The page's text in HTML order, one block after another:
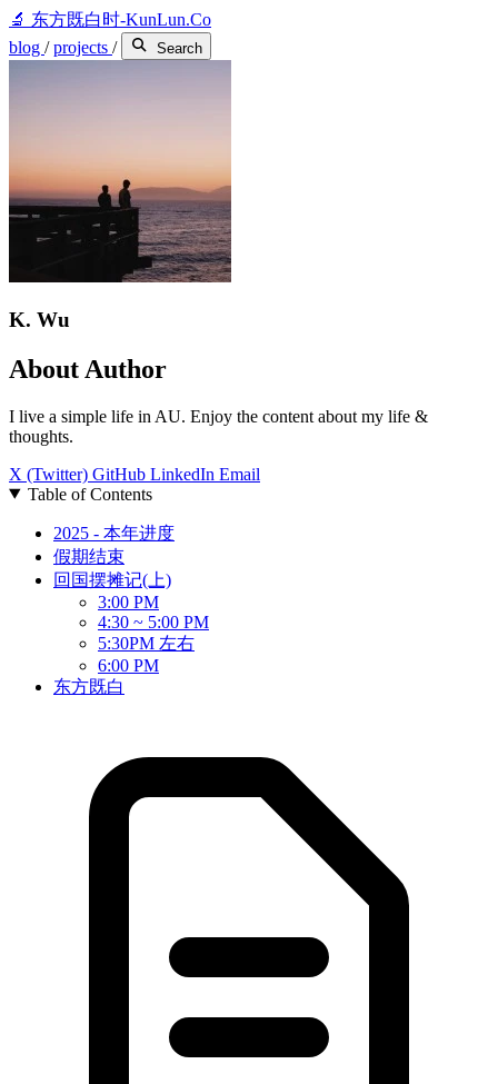
🔬 东方既白时-KunLun.Co
blog /projects / Search
K. Wu
About Author
I live a simple life in AU. Enjoy the content about my life &
thoughts.
X (Twitter) GitHub LinkedIn Email
Table of Contents
2025 - 本年进度
假期结束
回国摆摊记(上)
3:00 PM
4:30 ~ 5:00 PM
5:30PM 左右
6:00 PM
东方既白